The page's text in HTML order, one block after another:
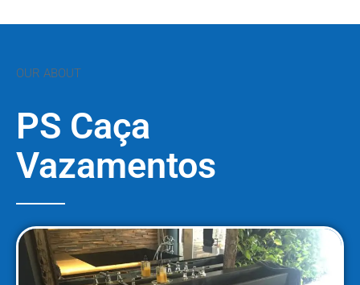
OUR ABOUT
PS Caça
Vazamentos